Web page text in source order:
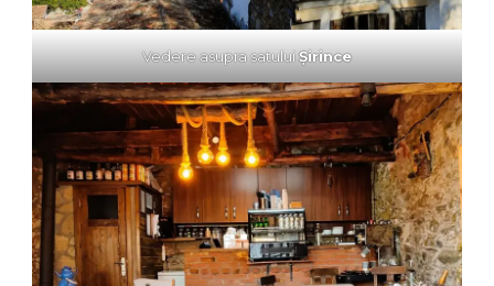
Vedere asupra satuluiŞirince